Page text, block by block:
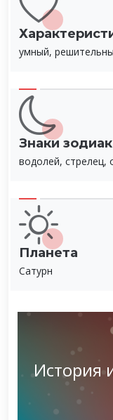
умный,
Знаки
водолей, стрелец,
Планета
Сатурн